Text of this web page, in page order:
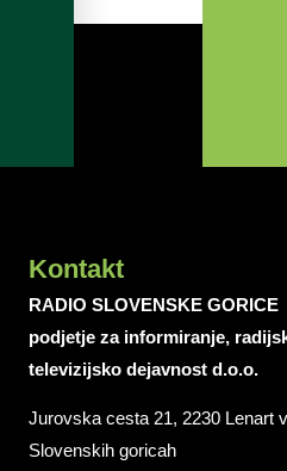
Kontakt
RADIO SLOVENSKE GORICE
podjetje za informiranje,
televizijsko dejavnost d.o.o.
Jurovska cesta 21, 2230 Lenart v
Slovenskih goricah